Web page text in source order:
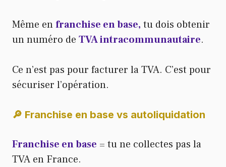
Même enfranchise en base, tu dois obtenir
un numéro de TVA intracommunautaire.
Ce n’est pas pour facturer la TVA. C’est pour
sécuriser l’opération.
🔎 Franchise en base vs autoliquidation
Franchise en base = tu ne collectes pas la
TVA en France.